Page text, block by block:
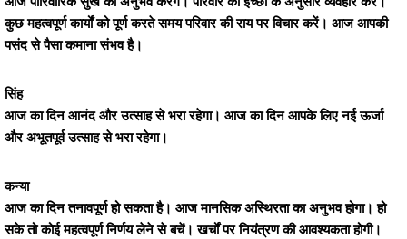
कुछ महत्वपूर्ण कार्यों को पूर्ण करते समय परिवार की राय पर विचार करें। आज आपकी
पसंद से पैसा कमाना संभव है।
सिंह
आज का दिन आनंद और उत्साह से भरा रहेगा। आज का दिन आपके लिए नई ऊर्जा
और अभूतपूर्व उत्साह से भरा रहेगा।
कन्या
आज का दिन तनावपूर्ण हो सकता है। आज मानसिक अस्थिरता का अनुभव होगा। हो
सके तो कोई महत्वपूर्ण निर्णय लेने से बचें। खर्चों पर नियंत्रण की आवश्यकता होगी।